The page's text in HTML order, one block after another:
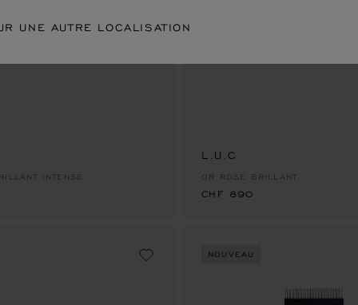
UNE AUTRE LOCALISATION
INTENSE
L.U.C
OR ROSE BRILLANT
CHF 890
CHF 890
NOUVEAU